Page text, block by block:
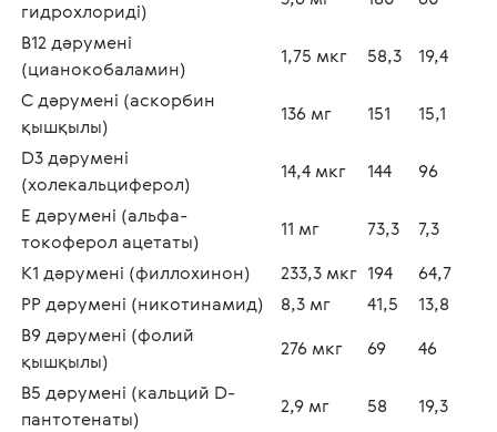
гидрохлориді)
В12 дәрумені
(цианокобаламин)
1,75 мкг 58,3
19,4
С дәрумені (аскорбин
қышқылы)
136 мг 151
15,1
D3 дәрумені
(холекальциферол)
14,4 мкг 144
96
Е дәрумені (альфа-
токоферол ацетаты)
11 мг 73,3
7,3
К1 дәрумені (филлохинон)
233,3 мкг 194
64,7
РР дәрумені (никотинамид)
8,3 мг 41,5
13,8
В9 дәрумені (фолий
қышқылы)
276 мкг 69
46
В5 дәрумені (кальций D-
пантотенаты)
2,9 мг 58
19,3